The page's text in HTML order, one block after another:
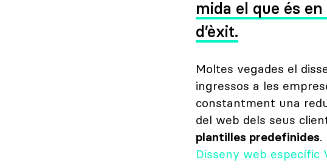
mida el que és
d’èxit.
Moltes vegades el
ingressos a les
constantment una
del web dels seus
plantilles predefinides.
Disseny web específic